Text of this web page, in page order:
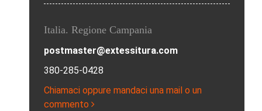
Italia. Regione Campania
postmaster@extessitura.com
380-285-0428
Chiamaci oppure mandaci una mail o un
commento